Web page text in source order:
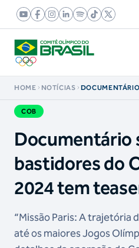
HOME NOTÍCIAS
COB
Documentário
bastidores do
2024 tem
“Missão Paris: A trajetória
até os maiores Jogos